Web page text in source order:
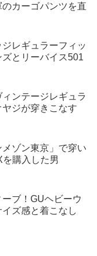
カーゴパンツを直
レギュラーフィッ
ズとリーバイス501
ンテージレギュラ
ジが穿きこなす
ゾン東京」で穿い
購入した男
ブ！GUヘビーウ
ズ感と着こなし